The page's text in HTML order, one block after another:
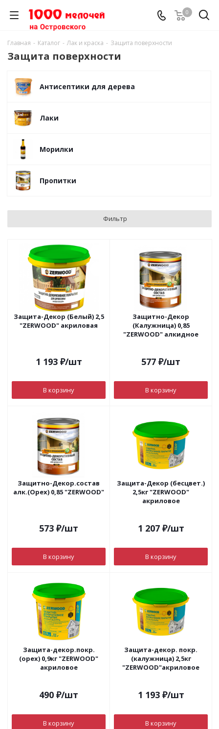
0
Главная - Каталог - Лак и краска - Защита поверхности
Защита поверхности
Антисептики для дерева
Лаки
Морилки
Пропитки
Фильтр
Защита-Декор (Белый) 2,5
"ZERWOOD" акриловая
1 193₽/шт
В корзину
Защитно-Декор
(Калужница) 0,85
"ZERWOOD" алкидное
577 ₽/шт
В корзину
Защитно-Декор.состав
алк.(Орех) 0,85 "ZERWOOD"
573 ₽/шт
В корзину
Защита-Декор (бесцвет.)
2,5кг "ZERWOOD"
акриловое
1 207₽/шт
В корзину
Защита-декор.покр.
(орех) 0,9кг "ZERWOOD"
акриловое
490 ₽/шт
В корзину
Защита-декор. покр.
(калужница) 2,5кг
"ZERWOOD"акриловое
1 193₽/шт
В корзину